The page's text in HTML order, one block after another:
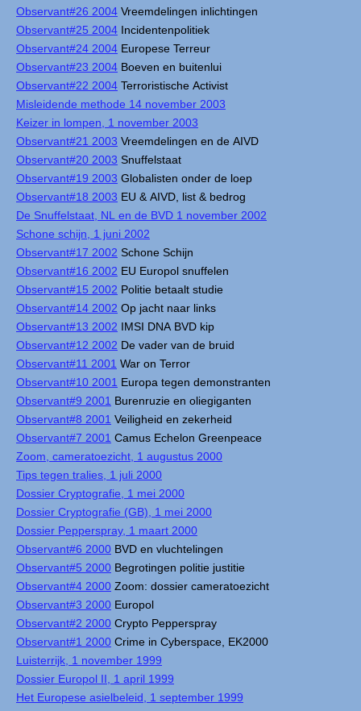
Observant#26 2004 Vreemdelingen inlichtingen
Observant#25 2004 Incidentenpolitiek
Observant#24 2004 Europese Terreur
Observant#23 2004 Boeven en buitenlui
Observant#22 2004 Terroristische Activist
Misleidende methode 14 november 2003
Keizer in lompen, 1 november 2003
Observant#21 2003 Vreemdelingen en de AIVD
Observant#20 2003 Snuffelstaat
Observant#19 2003 Globalisten onder de loep
Observant#18 2003 EU & AIVD, list & bedrog
De Snuffelstaat, NL en de BVD 1 november 2002
Schone schijn, 1 juni 2002
Observant#17 2002 Schone Schijn
Observant#16 2002 EU Europol snuffelen
Observant#15 2002 Politie betaalt studie
Observant#14 2002 Op jacht naar links
Observant#13 2002 IMSI DNA BVD kip
Observant#12 2002 De vader van de bruid
Observant#11 2001 War on Terror
Observant#10 2001 Europa tegen demonstranten
Observant#9 2001 Burenruzie en oliegiganten
Observant#8 2001 Veiligheid en zekerheid
Observant#7 2001 Camus Echelon Greenpeace
Zoom, cameratoezicht, 1 augustus 2000
Tips tegen tralies, 1 juli 2000
Dossier Cryptografie, 1 mei 2000
Dossier Cryptografie (GB), 1 mei 2000
Dossier Pepperspray, 1 maart 2000
Observant#6 2000 BVD en vluchtelingen
Observant#5 2000 Begrotingen politie justitie
Observant#4 2000 Zoom: dossier cameratoezicht
Observant#3 2000 Europol
Observant#2 2000 Crypto Pepperspray
Observant#1 2000 Crime in Cyberspace, EK2000
Luisterrijk, 1 november 1999
Dossier Europol II, 1 april 1999
Het Europese asielbeleid, 1 september 1999